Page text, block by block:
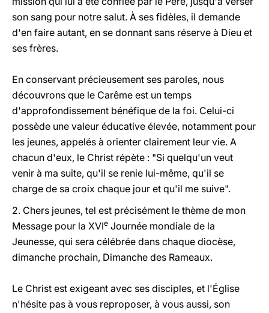
son sang pour notre salut. À ses fidèles, il demande
d'en faire autant, en se donnant sans réserve à Dieu et
ses frères.
En conservant précieusement ses paroles, nous
découvrons que le Carême est un temps
d'approfondissement bénéfique de la foi. Celui-ci
possède une valeur éducative élevée, notamment pour
les jeunes, appelés à orienter clairement leur vie. A
chacun d'eux, le Christ répète : "Si quelqu'un veut
venir à ma suite, qu'il se renie lui-même, qu'il se
charge de sa croix chaque jour et qu'il me suive".
2. Chers jeunes, tel est précisément le thème de mon
Message pour la XVIe Journée mondiale de la
Jeunesse, qui sera célébrée dans chaque diocèse,
dimanche prochain, Dimanche des Rameaux.
Le Christ est exigeant avec ses disciples, et l'Église
n'hésite pas à vous reproposer, à vous aussi, son